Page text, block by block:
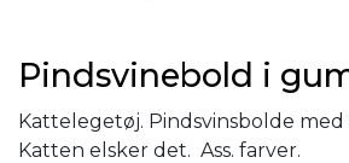
Pindsvinebold i
Kattelegetøj. Pindsvinsbolde med
Katten elsker det. Ass. farver.